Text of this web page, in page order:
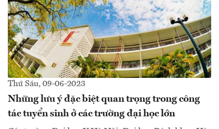
Thứ Sáu, 09-06-2023
Những lưu ý đặc biệt quan trọng trong công
tác tuyển sinh ở các trường đại học lớn